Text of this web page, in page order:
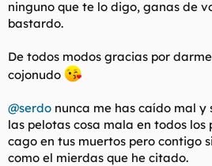
ninguno que te lo digo, ganas de
bastardo.
De todos modos gracias por
cojonudo
@serdo nunca me has caído mal
las pelotas cosa mala en todos los
cago en tus muertos pero contigo
como el mierdas que he citado.